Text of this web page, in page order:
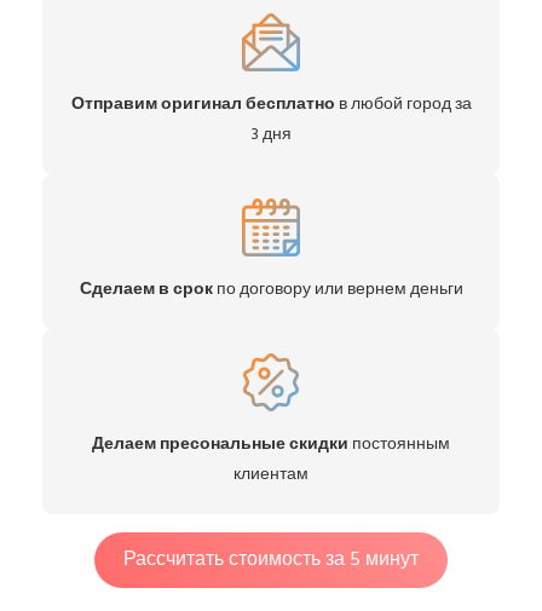
Отправим оригинал бесплатно в любой город за
3 дня
Сделаем в срокпо договору или вернем деньги
Делаем пресональные скидки постоянным
клиентам
Рассчитать стоимость за 5 минут